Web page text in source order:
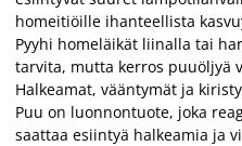
homeitiöille ihanteellista
Pyyhi homeläikät liinalla tai
tarvita, mutta kerros puuöljyä
Halkeamat, vääntymät ja
Puu on luonnontuote, joka
saattaa esiintyä halkeamia ja